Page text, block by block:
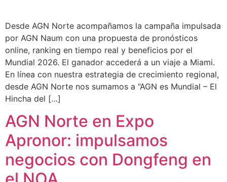
Desde AGN Norte acompañamos la campaña impulsada
por AGN Naum con una propuesta de pronósticos
online, ranking en tiempo real y beneficios por el
Mundial 2026. El ganador accederá a un viaje a Miami.
En línea con nuestra estrategia de crecimiento regional,
desde AGN Norte nos sumamos a “AGN es Mundial – El
Hincha del […]
AGN Norte en Expo
Apronor: impulsamos
negocios con Dongfeng en